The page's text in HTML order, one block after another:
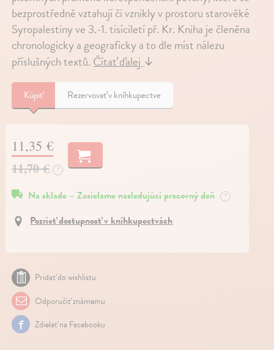
bezprostředně vztahují či vznikly v prostoru starověké
Syropalestiny ve 3.-1. tisíciletí př. Kr. Kniha je členěna
chronologicky a geograficky a to dle míst nálezu
příslušných textů.Čítať ďalej↓
Kúpiť Rezervovať v kníhkupectve
11,35 €
11,70 € ?
Na sklade – Zasielame nasledujúci pracovný deň ?
Pozrieť dostupnosť v kníhkupectvách
Pridať do wishlistu
Odporučiť známemu
Zdielať na Facebooku